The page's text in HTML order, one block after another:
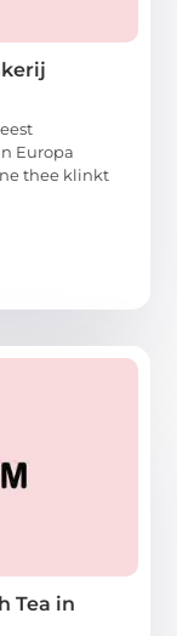
Europa
thee klinkt
Tea in